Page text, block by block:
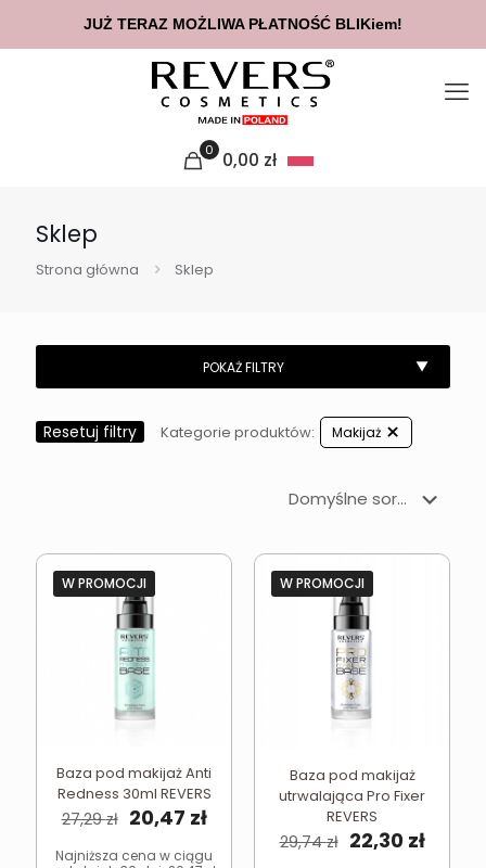
0 0,00 zł
Sklep
Strona główna Sklep
Resetuj filtry Kategorie produktów: Makijaż
W PROMOCJI
Baza pod makijaż Anti
Redness 30ml REVERS
27,29zł Pierwotna
wynosiła:
20,47 złAktualna
wynosi:
Najniższa cena w ciągu
W PROMOCJI
Baza pod makijaż
utrwalająca Pro Fixer
REVERS
29,74zł Pierwotna
22,30 zł
JUŻ TERAZ MOŻLIWA PŁATNOŚĆ BLIKiem!